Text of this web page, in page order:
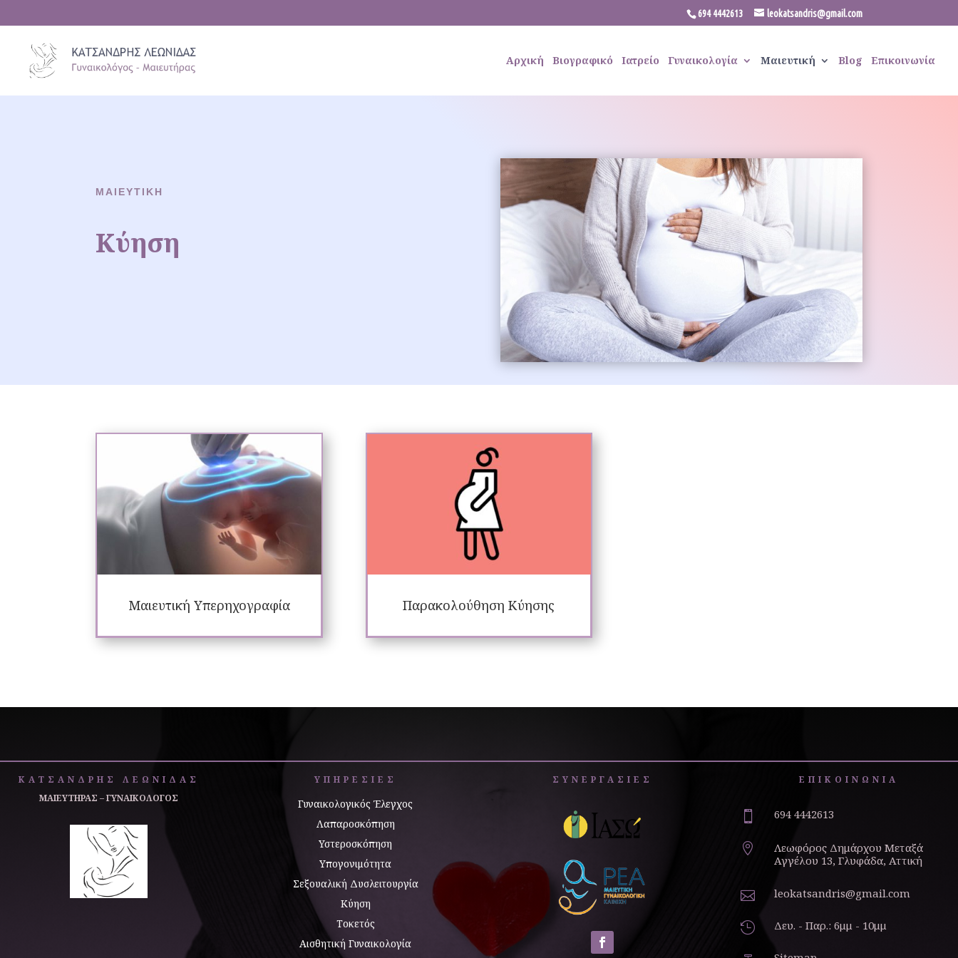
694 4442613 leokatsandris@gmail.com
Αρχική Βιογραφικό Ιατρείο Γυναικολογία Μαιευτική Blog Επικοινωνία
ΜΑΙΕΥΤΙΚΗ
Κύηση
Μαιευτική Υπερηχογραφία Παρακολούθηση Κύησης
ΚΑΤΣΑΝΔΡΗΣ ΛΕΩΝΙΔΑΣ
ΜΑΙΕΥΤΗΡΑΣ – ΓΥΝΑΙΚΟΛΟΓΟΣ
ΥΠΗΡΕΣΙΕΣ
Γυναικολογικός Έλεγχος
Λαπαροσκόπηση
Υστεροσκόπηση
Υπογονιμότητα
Σεξουαλική Δυσλειτουργία
Κύηση
Τοκετός
Αισθητική Γυναικολογία
ΣΥΝΕΡΓΑΣΙΕΣ ΕΠΙΚΟΙΝΩΝΙΑ
 694 4442613

Λεωφόρος Δημάρχου Μεταξά
Αγγέλου 13, Γλυφάδα, Αττική
 leokatsandris@gmail.com
 Δευ. - Παρ.: 6μμ - 10μμ